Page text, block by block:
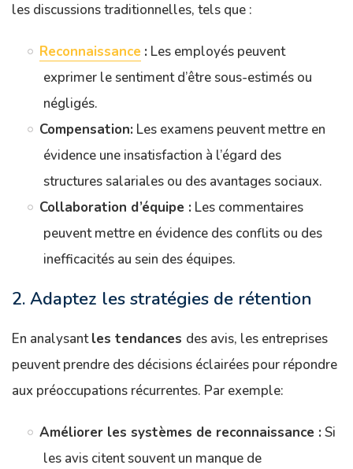
les discussions traditionnelles, tels que :
Reconnaissance : Les employés peuvent
exprimer le sentiment d’être sous-estimés ou
négligés.
Compensation: Les examens peuvent mettre en
évidence une insatisfaction à l’égard des
structures salariales ou des avantages sociaux.
Collaboration d’équipe : Les commentaires
peuvent mettre en évidence des conflits ou des
inefficacités au sein des équipes.
2. Adaptez les stratégies de rétention
En analysantles tendances des avis, les entreprises
peuvent prendre des décisions éclairées pour répondre
aux préoccupations récurrentes. Par exemple:
Améliorer les systèmes de reconnaissance : Si
les avis citent souvent un manque de